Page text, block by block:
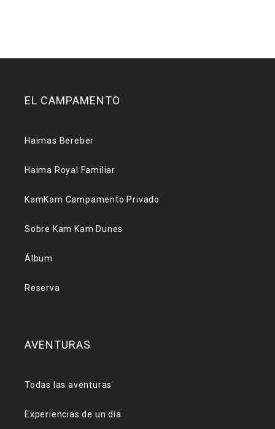
EL CAMPAMENTO
Haimas Bereber
Haima Royal Familiar
KamKam Campamento Privado
Sobre Kam Kam Dunes
Álbum
Reserva
AVENTURAS
Todas las aventuras
Experiencias de un día